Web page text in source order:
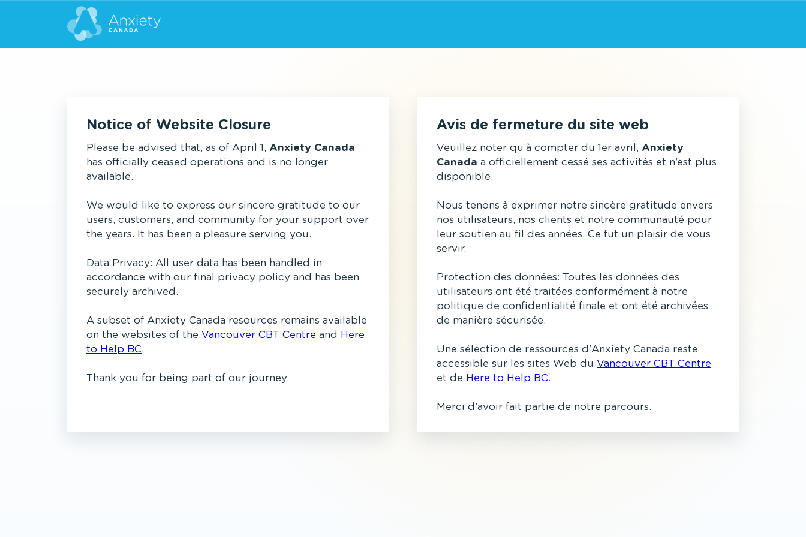
Notice of Website Closure
Please be advised that, as of April 1, Anxiety Canada
has officially ceased operations and is no longer
available.
We would like to express our sincere gratitude to our
users, customers, and community for your support over
the years. It has been a pleasure serving you.
Data Privacy: All user data has been handled in
accordance with our final privacy policy and has been
securely archived.
A subset of Anxiety Canada resources remains available
on the websites of the Vancouver CBT Centre and Here
to Help BC.
Thank you for being part of our journey.
Avis de fermeture du site web
Veuillez noter qu’à compter du 1er avril, Anxiety
Canada a officiellement cessé ses activités et n’est plus
disponible.
Nous tenons à exprimer notre sincère gratitude envers
nos utilisateurs, nos clients et notre communauté pour
leur soutien au fil des années. Ce fut un plaisir de vous
servir.
Protection des données: Toutes les données des
utilisateurs ont été traitées conformément à notre
politique de confidentialité finale et ont été archivées
de manière sécurisée.
Une sélection de ressources d'Anxiety Canada reste
accessible sur les sites Web du Vancouver CBT Centre
et de Here to Help BC.
Merci d’avoir fait partie de notre parcours.